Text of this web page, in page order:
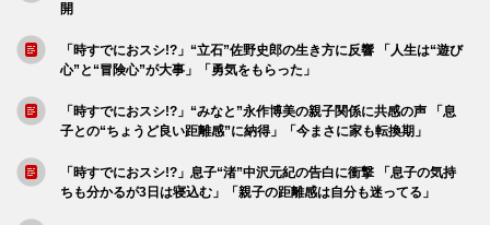
開
「時すでにおスシ!?」“立石”佐野史郎の生き方に反響 「人生は“遊び
心”と“冒険心”が大事」「勇気をもらった」
「時すでにおスシ!?」“みなと”永作博美の親子関係に共感の声 「息
子との“ちょうど良い距離感”に納得」「今まさに家も転換期」
「時すでにおスシ!?」息子“渚”中沢元紀の告白に衝撃 「息子の気持
ちも分かるが3日は寝込む」「親子の距離感は自分も迷ってる」